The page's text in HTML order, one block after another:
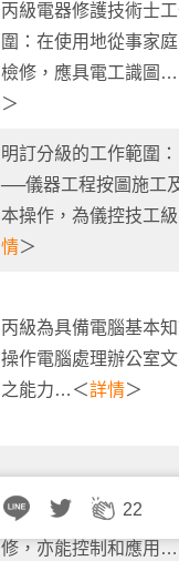
丙級電器修護技術士
圍：在使用地從事家
檢修，應具電工識圖…
＞
明訂分級的工作範圍
──儀器工程按圖施工
本操作，為儀控技工
情＞
丙級為具備電腦基本
操作電腦處理辦公室
之能力…＜詳情＞
設備之故障測試、判斷
修，亦能控制和應用…
22